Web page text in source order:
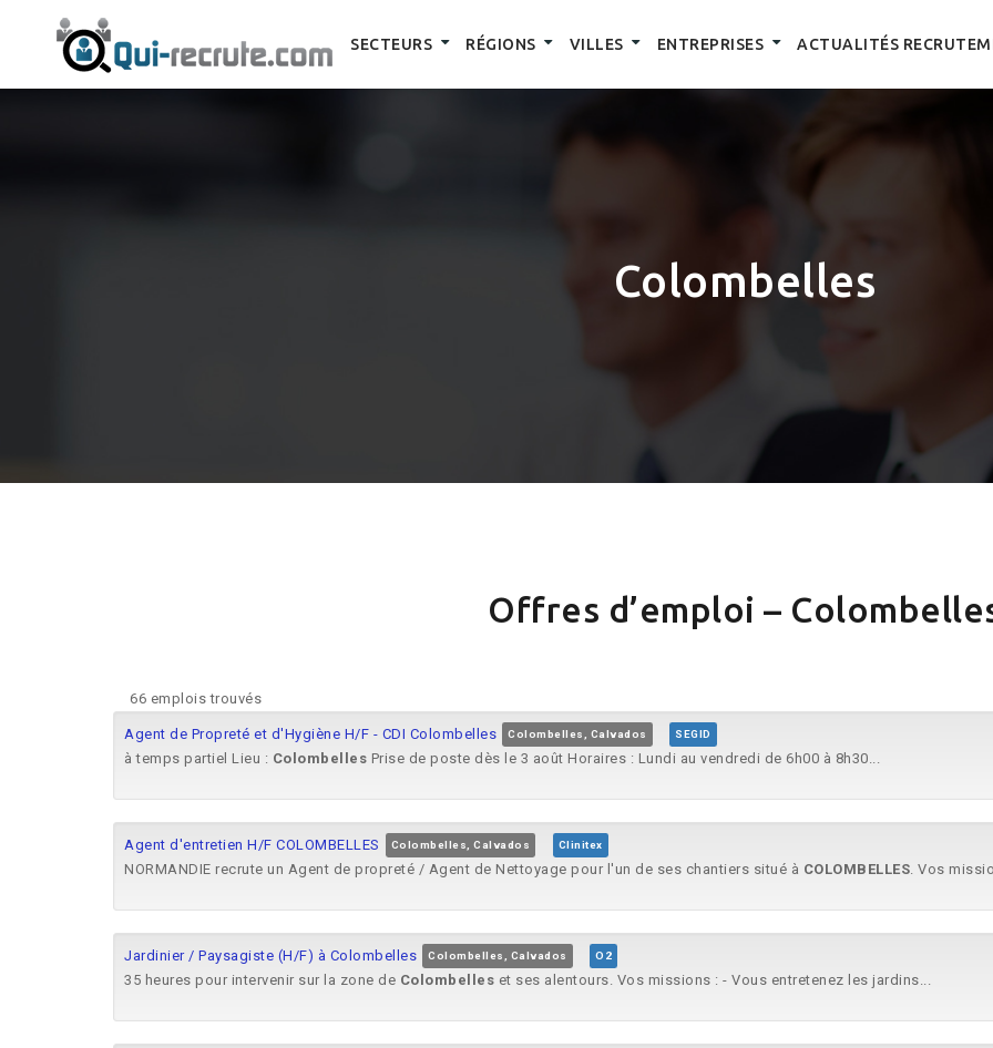
SECTEURS RÉGIONS VILLES ENTREPRISES ACTUALITÉS
Colombelles
Offres d’emploi –
66 emplois trouvés
Agent de Propreté et d'Hygiène H/F - CDI Colombelles Colombelles, Calvados SEGID
à temps partiel Lieu : Colombelles Prise de poste dès le 3 août Horaires : Lundi au vendredi de 6h00 à 8h30...
Agent d'entretien H/F COLOMBELLES Colombelles, Calvados Clinitex
NORMANDIE recrute un Agent de propreté / Agent de Nettoyage pour l'un de ses chantiers situé à COLOMBELLES. Vos
Jardinier / Paysagiste (H/F) à Colombelles Colombelles, Calvados O2
35 heures pour intervenir sur la zone de Colombelles et ses alentours. Vos missions : - Vous entretenez les jardins...